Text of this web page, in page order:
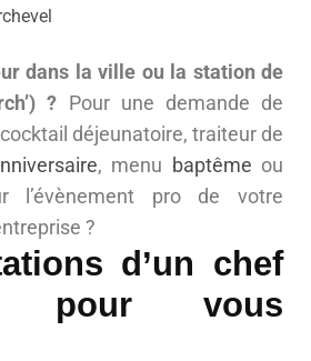
dans la ville ou la station de
? Pour une demande de
déjeunatoire, traiteur de
, menu baptême ou
l’évènement pro de votre
?
d’un chef
pour vous